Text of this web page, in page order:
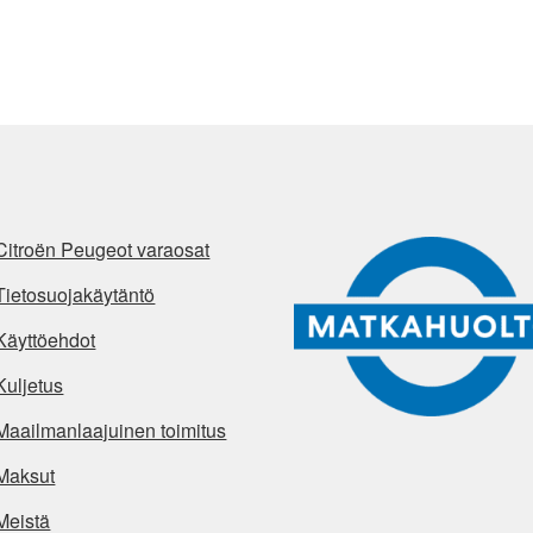
Peugeot varaosat
toimitus